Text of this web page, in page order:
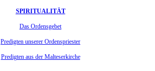
SPIRITUALITÄT
Das Ordensgebet
Predigten unserer Ordenspriester
Predigten aus der Malteserkirche